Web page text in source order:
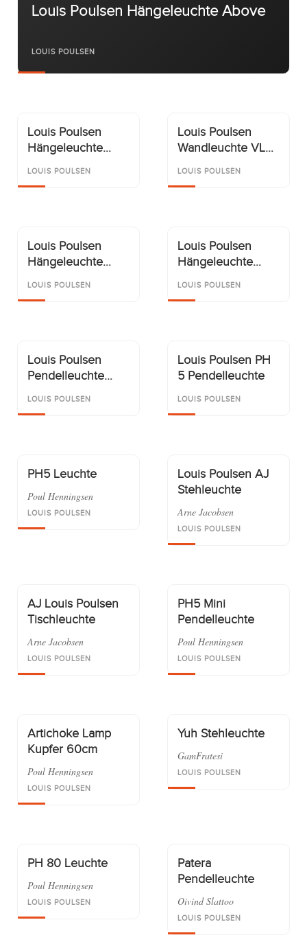
Twitter
Pinterest
Newsletter
Deutsch
Louis Poulsen Hängeleuchte Above
LOUIS POULSEN
Louis Poulsen
Hängeleuchte
LOUIS POULSEN
Louis Poulsen
Wandleuchte VL
LOUIS POULSEN
Louis Poulsen
Hängeleuchte
LOUIS POULSEN
Louis Poulsen
Hängeleuchte
LOUIS POULSEN
Louis Poulsen
Pendelleuchte
LOUIS POULSEN
Louis Poulsen PH
5 Pendelleuchte
LOUIS POULSEN
PH5 Leuchte
Poul Henningsen
LOUIS POULSEN
Louis Poulsen AJ
Stehleuchte
Arne Jacobsen
LOUIS POULSEN
AJ Louis Poulsen
Tischleuchte
Arne Jacobsen
LOUIS POULSEN
PH5 Mini
Pendelleuchte
Poul Henningsen
LOUIS POULSEN
Artichoke Lamp
Kupfer 60cm
Poul Henningsen
LOUIS POULSEN
Yuh Stehleuchte
GamFratesi
LOUIS POULSEN
PH 80 Leuchte
Poul Henningsen
LOUIS POULSEN
Patera
Pendelleuchte
Oivind Slattoo
LOUIS POULSEN